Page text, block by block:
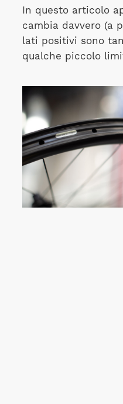
In questo articolo
cambia davvero (a
lati positivi sono
qualche piccolo